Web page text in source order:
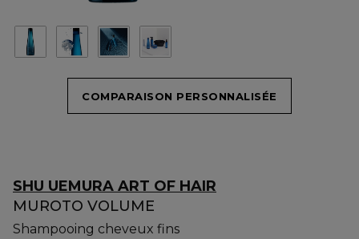
COMPARAISON PERSONNALISÉE
SHU UEMURA ART OF HAIR
MUROTO VOLUME
Shampooing cheveux fins